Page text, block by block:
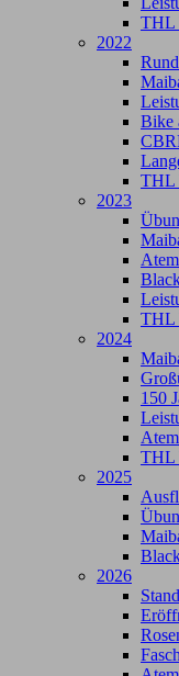
THL
2022
Bike
THL
2023
THL
2024
150
THL
2025
2026